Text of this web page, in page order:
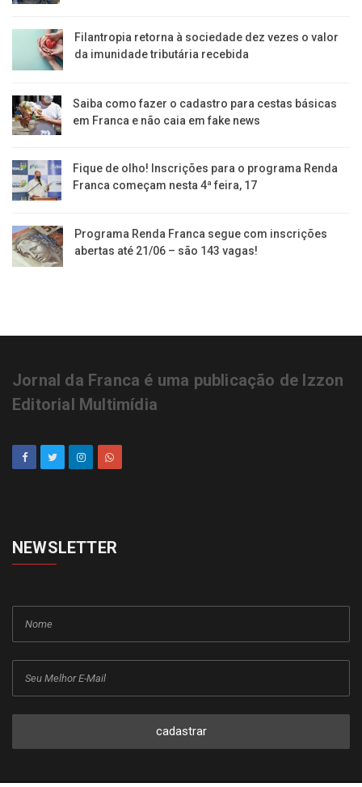
Filantropia retorna à sociedade dez vezes o valor
da imunidade tributária recebida
Saiba como fazer o cadastro para cestas básicas
em Franca e não caia em fake news
Fique de olho! Inscrições para o programa Renda
Franca começam nesta 4ª feira, 17
Programa Renda Franca segue com inscrições
abertas até 21/06 – são 143 vagas!
Jornal da Franca é uma publicação de Izzon
Editorial Multimídia
NEWSLETTER
cadastrar